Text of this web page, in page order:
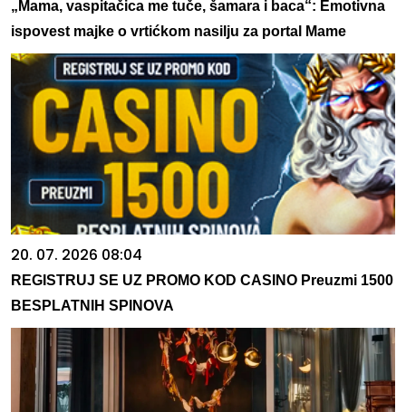
„Mama, vaspitačica me tuče, šamara i baca“: Emotivna
ispovest majke o vrtićkom nasilju za portal Mame
20. 07. 2026 08:04
REGISTRUJ SE UZ PROMO KOD CASINO Preuzmi 1500
BESPLATNIH SPINOVA